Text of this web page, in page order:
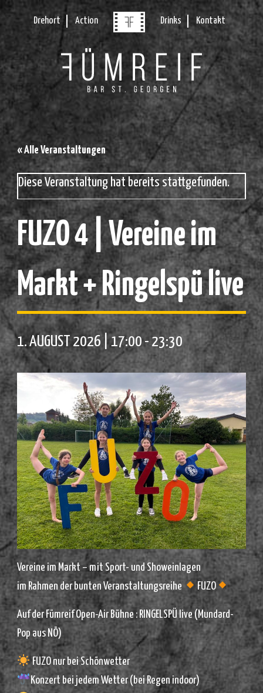
Drehort Action Drinks Kontakt
« Alle Veranstaltungen
Diese Veranstaltung hat bereits stattgefunden.
FUZO 4 | Vereine im
Markt + Ringelspü live
1. AUGUST 2026 | 17:00-23:30
Vereine im Markt – mit Sport- und Showeinlagen
im Rahmen der bunten Veranstaltungsreihe
FUZO
Auf der Fümreif Open-Air Bühne : RINGELSPÜ live (Mundard-
Pop aus NÖ)
FUZO nur bei Schönwetter
Konzert bei jedem Wetter (bei Regen indoor)